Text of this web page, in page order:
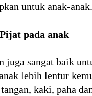
untuk anak-anak.
Pijat pada anak
juga sangat baik
lebih lentur
kaki, paha